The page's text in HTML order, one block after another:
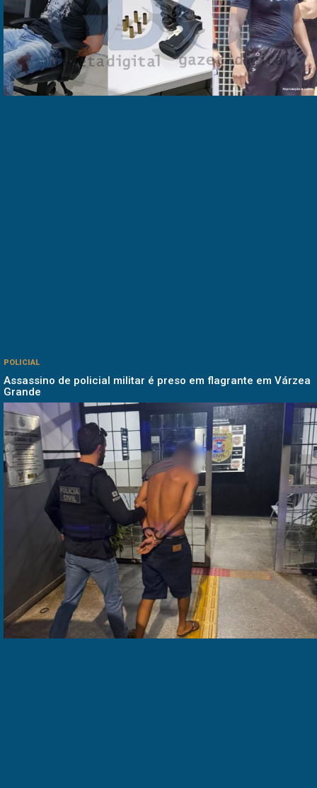
POLICIAL
Assassino de policial militar é preso em flagrante em Várzea
Grande